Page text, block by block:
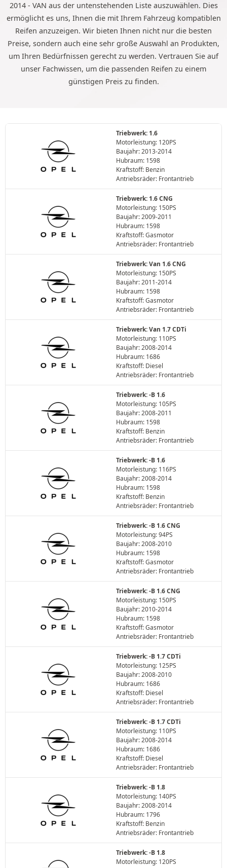
2014 - VAN aus der untenstehenden Liste auszuwählen. Dies
ermöglicht es uns, Ihnen die mit Ihrem Fahrzeug kompatiblen
Reifen anzuzeigen. Wir bieten Ihnen nicht nur die besten
Preise, sondern auch eine sehr große Auswahl an Produkten,
um Ihren Bedürfnissen gerecht zu werden. Vertrauen Sie auf
unser Fachwissen, um die passenden Reifen zu einem
günstigen Preis zu finden.
Triebwerk: 1.6
Motorleistung: 120PS
Baujahr: 2013-2014
Hubraum: 1598
Kraftstoff: Benzin
Antriebsräder: Frontantrieb
Triebwerk: 1.6 CNG
Motorleistung: 150PS
Baujahr: 2009-2011
Hubraum: 1598
Kraftstoff: Gasmotor
Antriebsräder: Frontantrieb
Triebwerk: Van 1.6 CNG
Motorleistung: 150PS
Baujahr: 2011-2014
Hubraum: 1598
Kraftstoff: Gasmotor
Antriebsräder: Frontantrieb
Triebwerk: Van 1.7 CDTi
Motorleistung: 110PS
Baujahr: 2008-2014
Hubraum: 1686
Kraftstoff: Diesel
Antriebsräder: Frontantrieb
Triebwerk: -B 1.6
Motorleistung: 105PS
Baujahr: 2008-2011
Hubraum: 1598
Kraftstoff: Benzin
Antriebsräder: Frontantrieb
Triebwerk: -B 1.6
Motorleistung: 116PS
Baujahr: 2008-2014
Hubraum: 1598
Kraftstoff: Benzin
Antriebsräder: Frontantrieb
Triebwerk: -B 1.6 CNG
Motorleistung: 94PS
Baujahr: 2008-2010
Hubraum: 1598
Kraftstoff: Gasmotor
Antriebsräder: Frontantrieb
Triebwerk: -B 1.6 CNG
Motorleistung: 150PS
Baujahr: 2010-2014
Hubraum: 1598
Kraftstoff: Gasmotor
Antriebsräder: Frontantrieb
Triebwerk: -B 1.7 CDTi
Motorleistung: 125PS
Baujahr: 2008-2010
Hubraum: 1686
Kraftstoff: Diesel
Antriebsräder: Frontantrieb
Triebwerk: -B 1.7 CDTi
Motorleistung: 110PS
Baujahr: 2008-2014
Hubraum: 1686
Kraftstoff: Diesel
Antriebsräder: Frontantrieb
Triebwerk: -B 1.8
Motorleistung: 140PS
Baujahr: 2008-2014
Hubraum: 1796
Kraftstoff: Benzin
Antriebsräder: Frontantrieb
Triebwerk: -B 1.8
Motorleistung: 120PS